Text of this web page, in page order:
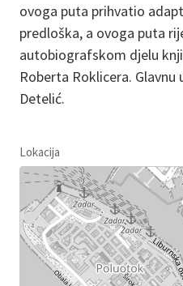
ovoga puta prihvatio
predloška, a ovoga puta
autobiografskom djelu
Roberta Roklicera.
Detelić.
Lokacija